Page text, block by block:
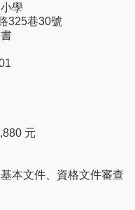
學
325巷30號
元
本文件、資格文件審查